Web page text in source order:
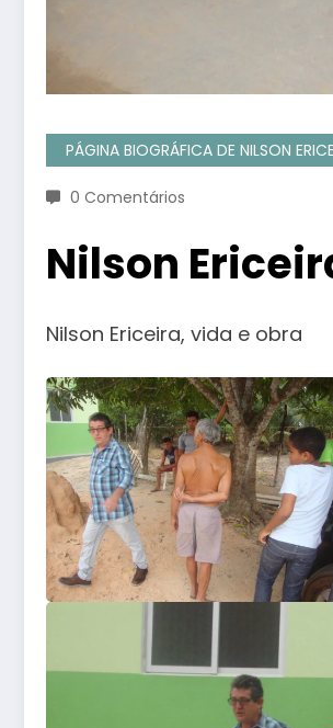
PÁGINA BIOGRÁFICA DE NILSON
0 Comentários
Nilson
Nilson Ericeira, vida e obra